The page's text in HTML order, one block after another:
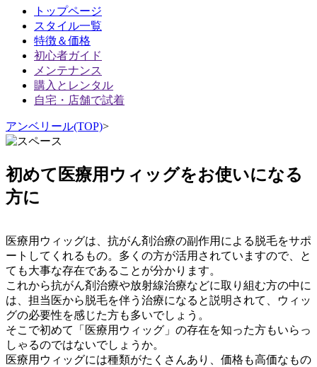
トップページ
スタイル一覧
特徴＆価格
初心者ガイド
メンテナンス
購入とレンタル
自宅・店舗で試着
アンベリール(TOP)>
初めて医療用ウィッグをお使いになる
方に
医療用ウィッグは、抗がん剤治療の副作用による脱毛をサポ
ートしてくれるもの。多くの方が活用されていますので、と
ても大事な存在であることが分かります。
これから抗がん剤治療や放射線治療などに取り組む方の中に
は、担当医から脱毛を伴う治療になると説明されて、ウィッ
グの必要性を感じた方も多いでしょう。
そこで初めて「医療用ウィッグ」の存在を知った方もいらっ
しゃるのではないでしょうか。
医療用ウィッグには種類がたくさんあり、価格も高価なもの